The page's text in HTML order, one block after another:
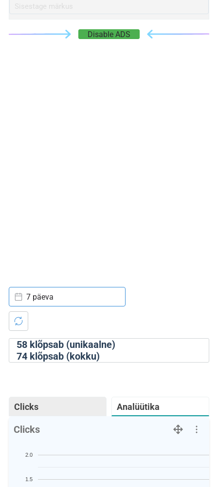
Disable ADS
58klõpsab (unikaalne)
74klõpsab (kokku)
7 päeva
Clicks Analüütika
Clicks
1.5
2.0